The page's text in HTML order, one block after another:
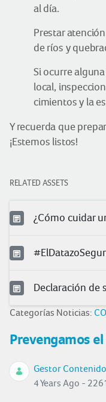
al día.
Prestar
de ríos y
Si ocurre
local,
cimientos y la
Y recuerda que
¡Estemos listos!
RELATED ASSETS
¿Cómo cuidar
Declaración de
Categorías Noticias:
Prevengamos
Gestor
4 Years Ago -